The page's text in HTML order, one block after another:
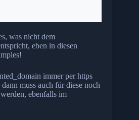
was nicht dem
eben in diesen
immer per https
muss auch für diese noch
ebenfalls im